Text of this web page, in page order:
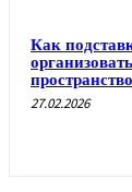
Как
пространство
27.02.2026